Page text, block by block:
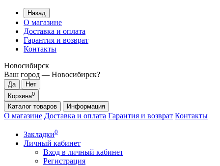
Назад
О магазине
Доставка и оплата
Гарантия и возврат
Контакты
Новосибирск
Ваш город — Новосибирск?
Корзина0
Каталог товаров Информация
О магазине Доставка и оплата Гарантия и возврат Контакты
Закладки0
Личный кабинет
Вход в личный кабинет
Регистрация